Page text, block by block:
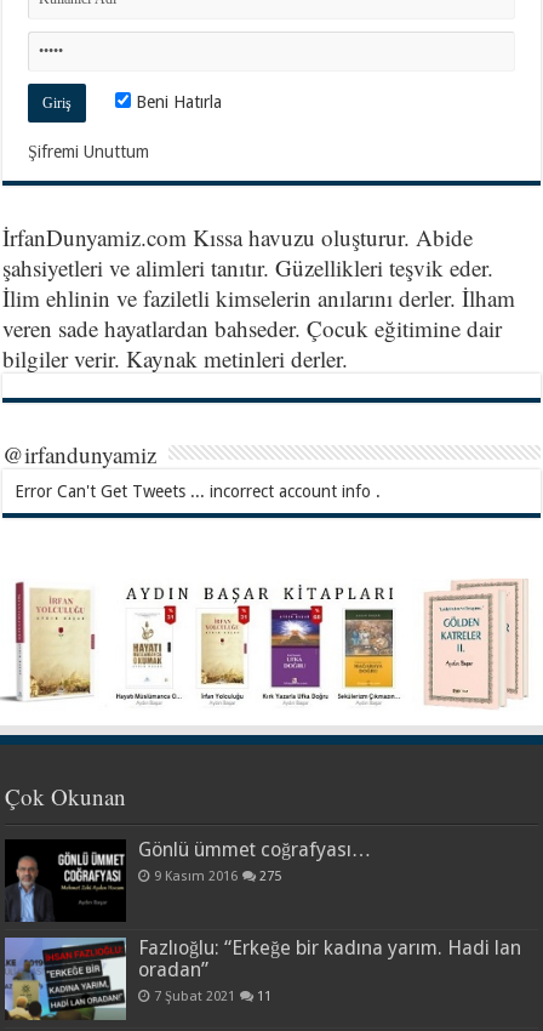
Beni Hatırla
Şifremi Unuttum
İrfanDunyamiz.com Kıssa havuzu oluşturur. Abide
şahsiyetleri ve alimleri tanıtır. Güzellikleri teşvik eder.
İlim ehlinin ve faziletli kimselerin anılarını derler. İlham
veren sade hayatlardan bahseder. Çocuk eğitimine dair
bilgiler verir. Kaynak metinleri derler.
@irfandunyamiz
Error Can't Get Tweets ... incorrect account info .
Çok Okunan
Gönlü ümmet coğrafyası…
9 Kasım 2016 275
Fazlıoğlu: “Erkeğe bir kadına yarım. Hadi lan
oradan”
7 Şubat 2021 11